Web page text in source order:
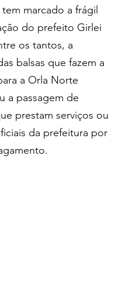
marcado a frágil
do prefeito Girlei
os tantos, a
balsas que fazem a
a Orla Norte
a passagem de
prestam serviços ou
da prefeitura por